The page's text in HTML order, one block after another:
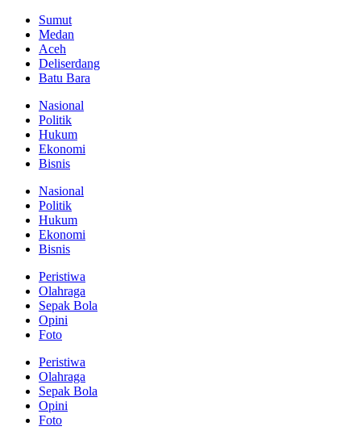
Sumut
Medan
Aceh
Deliserdang
Batu Bara
Nasional
Politik
Hukum
Ekonomi
Bisnis
Nasional
Politik
Hukum
Ekonomi
Bisnis
Peristiwa
Olahraga
Sepak Bola
Opini
Foto
Peristiwa
Olahraga
Sepak Bola
Opini
Foto